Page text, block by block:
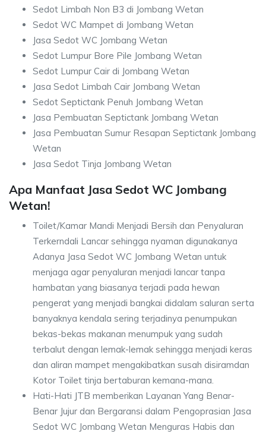
Sedot Limbah Non B3 di Jombang Wetan
Sedot WC Mampet di Jombang Wetan
Jasa Sedot WC Jombang Wetan
Sedot Lumpur Bore Pile Jombang Wetan
Sedot Lumpur Cair di Jombang Wetan
Jasa Sedot Limbah Cair Jombang Wetan
Sedot Septictank Penuh Jombang Wetan
Jasa Pembuatan Septictank Jombang Wetan
Jasa Pembuatan Sumur Resapan Septictank Jombang
Wetan
Jasa Sedot Tinja Jombang Wetan
Apa Manfaat Jasa Sedot WC Jombang
Wetan!
Toilet/Kamar Mandi Menjadi Bersih dan Penyaluran
Terkerndali Lancar sehingga nyaman digunakanya
Adanya Jasa Sedot WC Jombang Wetan untuk
menjaga agar penyaluran menjadi lancar tanpa
hambatan yang biasanya terjadi pada hewan
pengerat yang menjadi bangkai didalam saluran serta
banyaknya kendala sering terjadinya penumpukan
bekas-bekas makanan menumpuk yang sudah
terbalut dengan lemak-lemak sehingga menjadi keras
dan aliran mampet mengakibatkan susah disiramdan
Kotor Toilet tinja bertaburan kemana-mana.
Hati-Hati JTB memberikan Layanan Yang Benar-
Benar Jujur dan Bergaransi dalam Pengoprasian Jasa
Sedot WC Jombang Wetan Menguras Habis dan